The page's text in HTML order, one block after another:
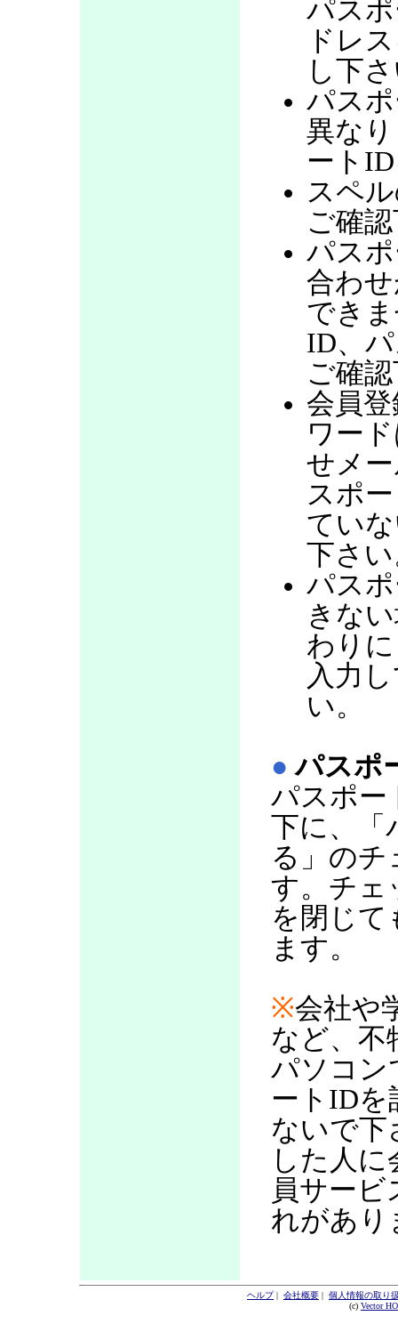
パス
ドレ
し下
パス
異な
ート
スペ
ご確
パス
合わ
でき
ID、
ご確
会員
ワー
せメ
スポ
てい
下さ
パス
きな
わり
入力
い。
● パスポ
パスポー
下に、「
る」の
す。チェ
を閉じて
ます。
※会社や
など、不
パソコン
ートIDを
ないで下
した人
員サー
れがあり
ヘルプ| 会社概要 | 個人情報の取り
(c) Vector